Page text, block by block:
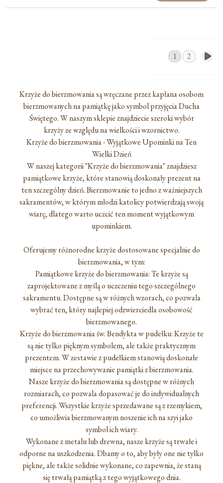
Krzyże do bierzmowania są wręczane przez kapłana osobom
bierzmowanych na pamiątkę jako symbol przyjęcia Ducha
Świętego. W naszym sklepie znajdziecie szeroki wybór
krzyży ze względu na wielkości i wzornictwo.
Krzyże do bierzmowania - Wyjątkowe Upominki na Ten
Wielki Dzień
W naszej kategorii "Krzyże do bierzmowania" znajdziesz
pamiątkowe krzyże, które stanowią doskonały prezent na
ten szczególny dzień. Bierzmowanie to jedno z ważniejszych
sakramentów, w którym młodzi katolicy potwierdzają swoją
wiarę, dlatego warto uczcić ten moment wyjątkowym
upominkiem.
Oferujemy różnorodne krzyże dostosowane specjalnie do
bierzmowania, w tym:
Pamiątkowe krzyże do bierzmowania: Te krzyże są
zaprojektowane z myślą o uczczeniu tego szczególnego
sakramentu. Dostępne są w różnych wzorach, co pozwala
wybrać ten, który najlepiej odzwierciedla osobowość
bierzmowanego.
Krzyże do bierzmowania św. Bendykta w pudełku: Krzyże te
są nie tylko pięknym symbolem, ale także praktycznym
prezentem. W zestawie z pudełkiem stanowią doskonałe
miejsce na przechowywanie pamiątki z bierzmowania.
Nasze krzyże do bierzmowania są dostępne w różnych
rozmiarach, co pozwala dopasować je do indywidualnych
preferencji. Wszystkie krzyże sprzedawane są z rzemykiem,
co umożliwia bierzmowanym noszenie ich na szyi jako
symbol ich wiary.
Wykonane z metalu lub drewna, nasze krzyże są trwałe i
odporne na uszkodzenia. Dbamy o to, aby były one nie tylko
piękne, ale także solidnie wykonane, co zapewnia, że staną
się trwałą pamiątką z tego wyjątkowego dnia.
1 2